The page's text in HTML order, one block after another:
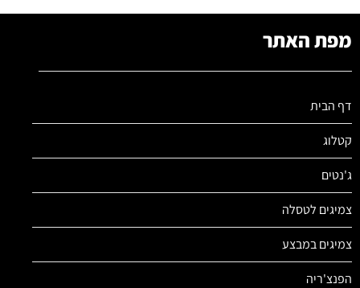
מפת האתר
דף הבית
קטלוג
ג'נטים
צמיגים לטסלה
צמיגים במבצע
הפנצ'ריה